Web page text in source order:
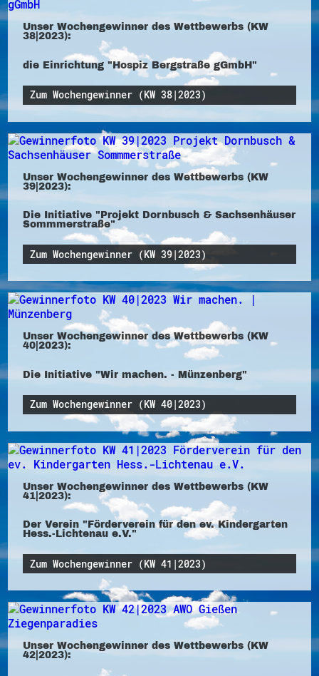
Unser Wochengewinner des Wettbewerbs (KW
38|2023):
die Einrichtung "Hospiz Bergstraße gGmbH"
Zum Wochengewinner (KW 38|2023)
Unser Wochengewinner des Wettbewerbs (KW
39|2023):
Die Initiative "Projekt Dornbusch & Sachsenhäuser
Sommmerstraße"
Zum Wochengewinner (KW 39|2023)
Unser Wochengewinner des Wettbewerbs (KW
40|2023):
Die Initiative "Wir machen. - Münzenberg"
Zum Wochengewinner (KW 40|2023)
Unser Wochengewinner des Wettbewerbs (KW
41|2023):
Der Verein "Förderverein für den ev. Kindergarten
Hess.-Lichtenau e.V."
Zum Wochengewinner (KW 41|2023)
Unser Wochengewinner des Wettbewerbs (KW
42|2023):